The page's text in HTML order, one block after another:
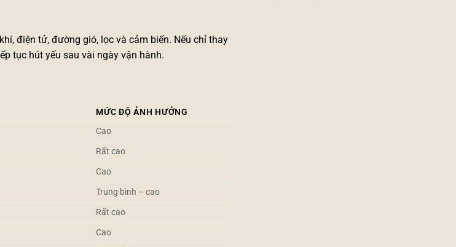
điện tử, đường gió, lọc và cảm biến. Nếu chỉ thay
tục hút yếu sau vài ngày vận hành.
MỨC ĐỘ ẢNH HƯỞNG
Cao
Rất cao
Cao
Trung bình – cao
Rất cao
Cao